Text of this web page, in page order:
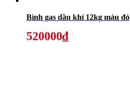
Bình gas dầu khí 12kg màu đỏ
520000₫